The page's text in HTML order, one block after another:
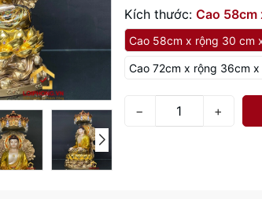
Kích thước: Cao 58cm
Cao 58cm x rộng 30 cm
Cao 72cm x rộng 36cm x
− +